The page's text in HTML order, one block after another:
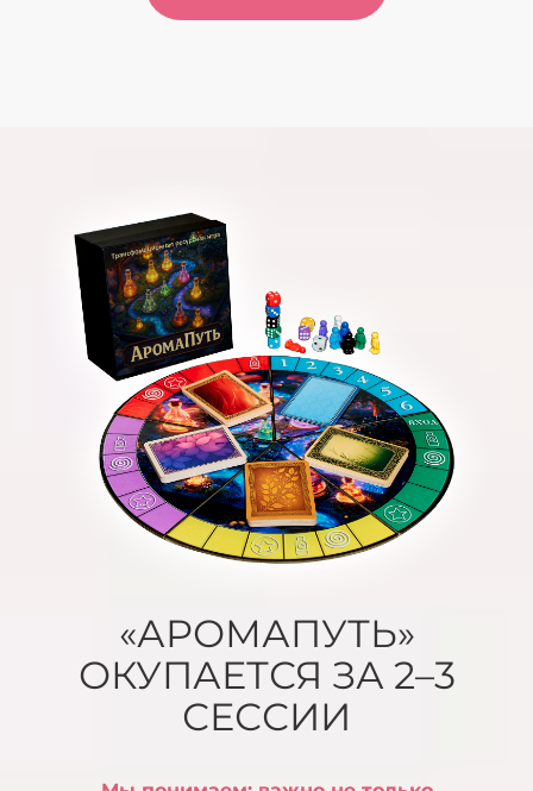
«АРОМАПУТЬ»
ОКУПАЕТСЯ ЗА 2–3
СЕССИИ